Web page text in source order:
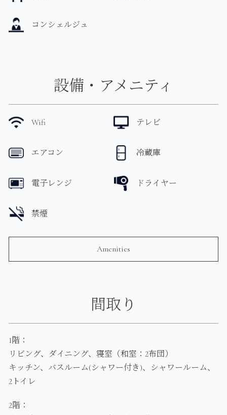
コンシェルジュ
設備・アメニティ
Wifi テレビ
エアコン 冷蔵庫
電子レンジ ドライヤー
禁煙
Amenities
間取り
1階：
リビング、ダイニング、寝室（和室：2布団）
キッチン、バスルーム(シャワー付き)、シャワールーム、
2トイレ
2階：